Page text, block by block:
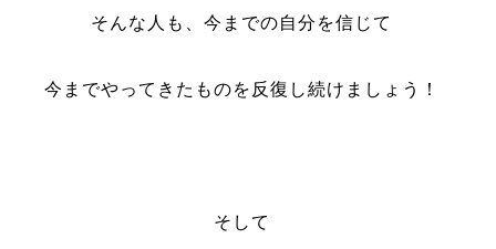
そんな人も、今までの自分を信じて
今までやってきたものを反復し続けましょう！
そして